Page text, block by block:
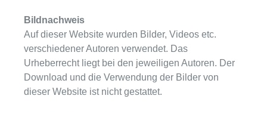
Bildnachweis
Auf dieser Website wurden Bilder, Videos etc.
verschiedener Autoren verwendet. Das
Urheberrecht liegt bei den jeweiligen Autoren. Der
Download und die Verwendung der Bilder von
dieser Website ist nicht gestattet.